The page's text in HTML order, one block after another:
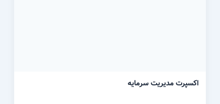
اکسپرت مدیریت سرمایه